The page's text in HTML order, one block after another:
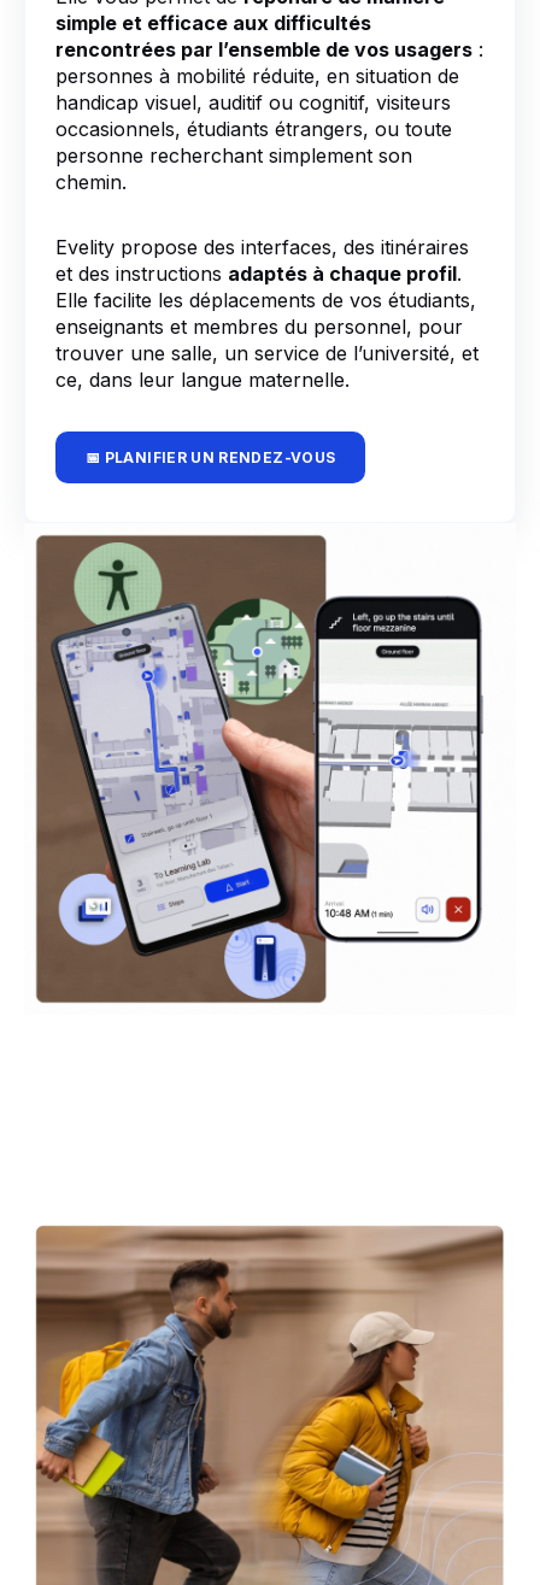
simple et efficace aux difficultés
rencontrées par l’ensemble de vos usagers :
personnes à mobilité réduite, en situation de
handicap visuel, auditif ou cognitif, visiteurs
occasionnels, étudiants étrangers, ou toute
personne recherchant simplement son
chemin.
Evelity propose des interfaces, des itinéraires
et des instructions adaptés à chaque profil.
Elle facilite les déplacements de vos étudiants,
enseignants et membres du personnel, pour
trouver une salle, un service de l’université, et
ce, dans leur langue maternelle.
📅 PLANIFIER UN RENDEZ-VOUS